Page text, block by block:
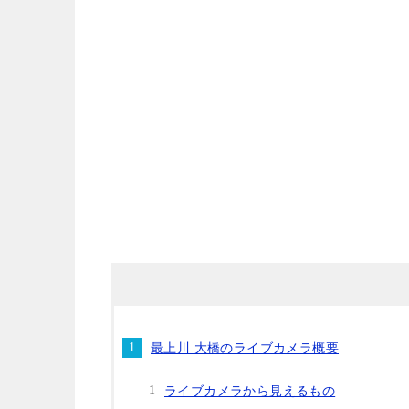
最上川 大橋のライブカメラ概要
ライブカメラから見えるもの